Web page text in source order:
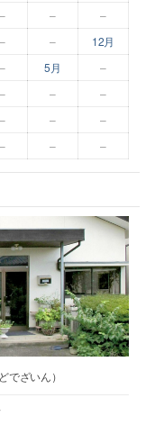
– –
–
– – 12月
– 5月
–
– – –
– –
–
– – –
でざいん）